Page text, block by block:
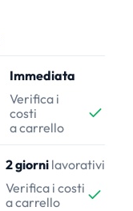
Immediata
Verifica i
costi
a carrello
2 giorni lavorativi
Verifica i costi
a carrello